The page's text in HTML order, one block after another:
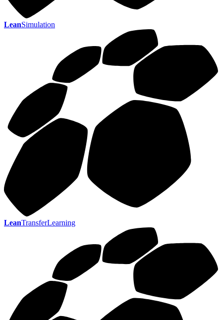
LeanSimulation
LeanTransferLearning